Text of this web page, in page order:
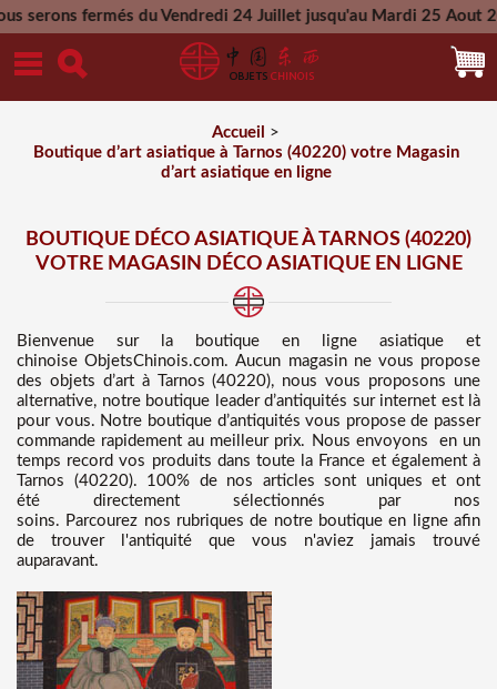
fermés du Vendredi 24 Juillet jusqu'au Mardi 25 Aout 2026 -
Mercredi 26 Aout 2026
Accueil
>
Boutique d’art asiatique à Tarnos (40220) votre Magasin
d’art asiatique en ligne
BOUTIQUE DÉCO ASIATIQUE À TARNOS (40220)
VOTRE MAGASIN DÉCO ASIATIQUE EN LIGNE
Bienvenue sur
la boutique en ligne asiatique et
chinoiseObjetsChinois.com. Aucun magasin ne vous propose
des objets d’art à Tarnos (40220), nous vous proposons une
alternative, notre boutique leader d’antiquités sur internet est là
pour vous. Notre boutique d’antiquités vous propose de passer
commande rapidement au meilleur prix. Nous envoyons en un
temps record vos produits dans toute la France et également à
Tarnos (40220). 100% de nos articles sont uniques et ont
été directement sélectionnés par nos
soins. Parcourez nos rubriques de notre boutique en ligne afin
de trouver l'antiquité que vous n'aviez jamais trouvé
auparavant.